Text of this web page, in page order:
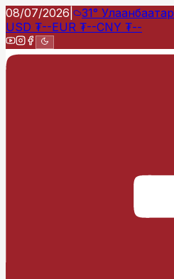
08/07/2026 31° Улаанбаатар
USD ₮--EUR ₮--CNY ₮--